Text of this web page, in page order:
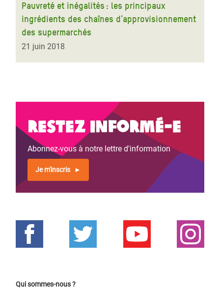
Pauvreté et inégalités : les principaux
ingrédients des chaînes d'approvisionnement
des supermarchés
21 juin 2018
Restez informé-e
Abonnez-vous à notre lettre d'information
Je m'inscris
Qui sommes-nous ?